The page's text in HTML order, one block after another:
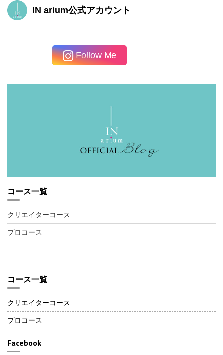
IN arium公式アカウント
Follow Me
コース一覧
クリエイターコース
プロコース
コース一覧
クリエイターコース
プロコース
Facebook